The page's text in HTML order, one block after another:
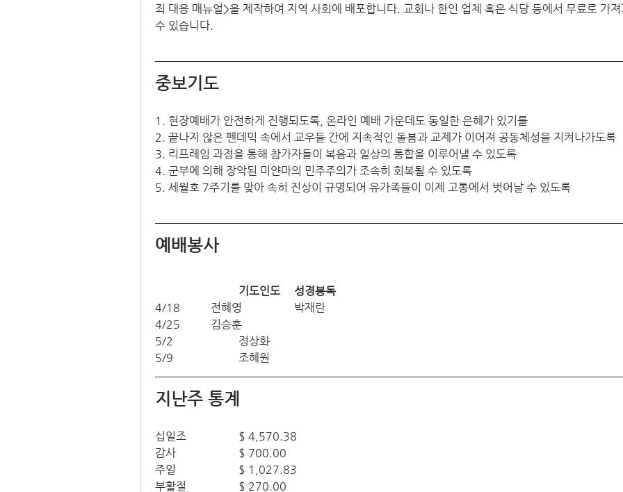
죄 대응 매뉴얼>을 제작하여 지역 사회에 배포합니다. 교회나 한인 업체 혹은 식당 등에서 무료로 가져
수 있습니다.
중보기도
1. 현장예배가 안전하게 진행되도록, 온라인 예배 가운데도 동일한 은혜가 있기를
2. 끝나지 않은 펜데믹 속에서 교우들 간에 지속적인 돌봄과 교제가 이어져 공동체성을 지켜나가도록
3. 리프레임 과정을 통해 참가자들이 복음과 일상의 통합을 이루어낼 수 있도록
4. 군부에 의해 장악된 미얀마의 민주주의가 조속히 회복될 수 있도록
5. 세월호 7주기를 맞아 속히 진상이 규명되어 유가족들이 이제 고통에서 벗어날 수 있도록
예배봉사
기도인도	성경봉독
4/18		전혜영		박재란
4/25		김승훈
5/2			정상화
5/9			조혜원
지난주 통계
십일조		$ 4,570.38
감사			$ 700.00
주일			$ 1,027.83
부활절		$ 270.00